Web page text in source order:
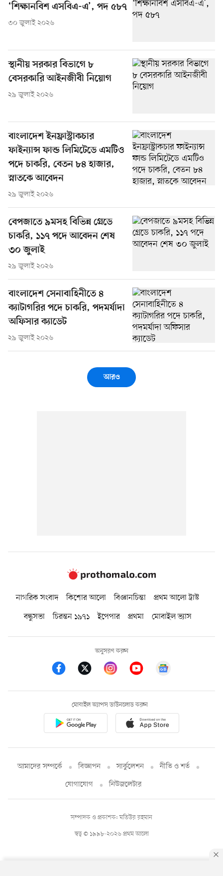
‘শিক্ষানবিশ এসবিএ-এ’, পদ ৫৮৭
৩০ জুলাই ২০২৬
স্থানীয় সরকার বিভাগে ৮
বেসরকারি আইনজীবী নিয়োগ
২৯ জুলাই ২০২৬
বাংলাদেশ ইনফ্রাস্ট্রাকচার
ফাইন্যান্স ফান্ড লিমিটেডে এমটিও
পদে চাকরি, বেতন ৮৪ হাজার,
স্নাতকে আবেদন
২৯ জুলাই ২০২৬
বেপজাতে ৯মসহ বিভিন্ন গ্রেডে
চাকরি, ১১৭ পদে আবেদন শেষ
৩০ জুলাই
২৯ জুলাই ২০২৬
বাংলাদেশ সেনাবাহিনীতে ৪
ক্যাটাগরির পদে চাকরি, পদমর্যাদা
অফিসার ক্যাডেট
২৯ জুলাই ২০২৬
আরও
নাগরিক সংবাদ কিশোর আলো বিজ্ঞানচিন্তা
প্রথম আলো ট্রাস্ট
বন্ধুসভা
চিরন্তন ১৯৭১ ইপেপার প্রথমা মোবাইল ভ্যাস
অনুসরণ করুন
মোবাইল অ্যাপস ডাউনলোড করুন
আমাদের সম্পর্কে বিজ্ঞাপন সার্কুলেশন
নীতি ও শর্ত
যোগাযোগ
নিউজলেটার
স্বত্ব © ১৯৯৮-২০২৬ প্রথম আলো
সম্পাদক ও প্রকাশক: মতিউর রহমান